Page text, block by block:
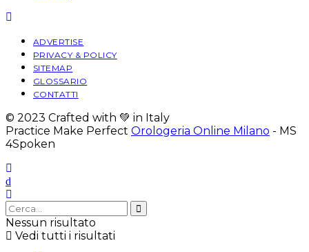
ADVERTISE
PRIVACY & POLICY
SITEMAP
GLOSSARIO
CONTATTI
© 2023 Crafted with 💚 in Italy
Practice Make Perfect Orologeria Online Milano - MS
4Spoken
Nessun risultato
Vedi tutti i risultati